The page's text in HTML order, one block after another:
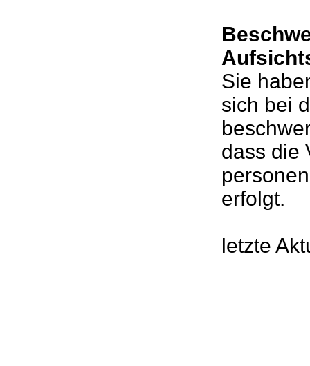
Sie
sich bei
dass die
erfolgt.
letzte